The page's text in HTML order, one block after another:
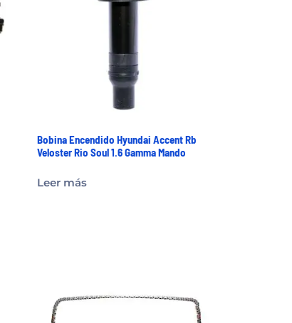
Bobina Encendido Hyundai Accent Rb
Veloster Rio Soul 1.6 Gamma Mando
Leer más